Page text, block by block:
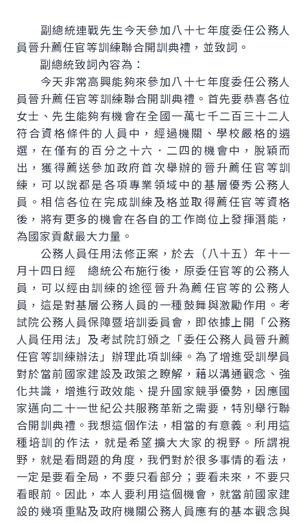
副總統連戰先生今天參加八十七年度委任公務人
員晉升薦任官等訓練聯合開訓典禮，並致詞。
副總統致詞內容為：
今天非常高興能夠來參加八十七年度委任公務人
員晉升薦任官等訓練聯合開訓典禮。首先要恭喜各位
女士、先生能夠有機會在全國一萬七千二百三十二人
符合資格條件的人員中，經過機關、學校嚴格的遴
選，在僅有的百分之十六．二四的機會中，脫穎而
出，獲得薦送參加政府首次舉辦的晉升薦任官等訓
練，可以說都是各項專業領域中的基層優秀公務人
員。相信各位在完成訓練及格並取得薦任官等資格
後，將有更多的機會在各自的工作崗位上發揮潛能，
為國家貢獻最大力量。
公務人員任用法修正案，於去（八十五）年十一
月十四日經 總統公布施行後，原委任官等的公務人
員，可以經由訓練的途徑晉升為薦任官等的公務人
員，這是對基層公務人員的一種鼓舞與激勵作用。考
試院公務人員保障暨培訓委員會，即依據上開「公務
人員任用法」及考試院訂頒之「委任公務人員晉升薦
任官等訓練辦法」辦理此項訓練。為了增進受訓學員
對於當前國家建設及政策之瞭解，藉以溝通觀念、強
化共識，增進行政效能、提升國家競爭優勢，因應國
家邁向二十一世紀公共服務革新之需要，特別舉行聯
合開訓典禮。我想這個作法，相當的有意義。利用這
種培訓的作法，就是希望擴大大家的視野。所謂視
野，就是看問題的角度，我們對於很多事情的看法，
一定是要看全局，不要只看部分；要看未來，不要只
看眼前。因此，本人要利用這個機會，就當前國家建
設的幾項重點及政府機關公務人員應有的基本觀念與